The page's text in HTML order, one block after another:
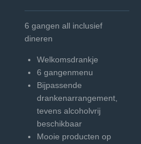
6 gangen all inclusief
dineren
Welkomsdrankje
6 gangenmenu
Bijpassende
drankenarrangement,
tevens alcoholvrij
beschikbaar
Mooie producten op